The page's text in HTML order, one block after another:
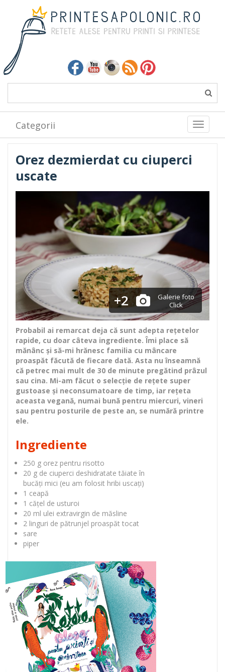
Toggle
Categorii
Orez dezmierdat cu ciuperci
uscate
+2
Galerie foto
Click
Probabil ai remarcat deja că sunt adepta rețetelor
rapide, cu doar câteva ingrediente. Îmi place să
mănânc și să-mi hrănesc familia cu mâncare
proaspăt făcută de fiecare dată. Asta nu înseamnă
că petrec mai mult de 30 de minute pregătind prâzul
sau cina. Mi-am făcut o selecție de rețete super
gustoase și neconsumatoare de timp, iar rețeta
aceasta vegană, numai bună pentru miercuri, vineri
sau pentru posturile de peste an, se numără printre
ele.
Ingrediente
250 g orez pentru risotto
20 g de ciuperci deshidratate tăiate în
bucăți mici (eu am folosit hribi uscați)
1 ceapă
1 cățel de usturoi
20 ml ulei extravirgin de măsline
2 linguri de pătrunjel proaspăt tocat
sare
piper